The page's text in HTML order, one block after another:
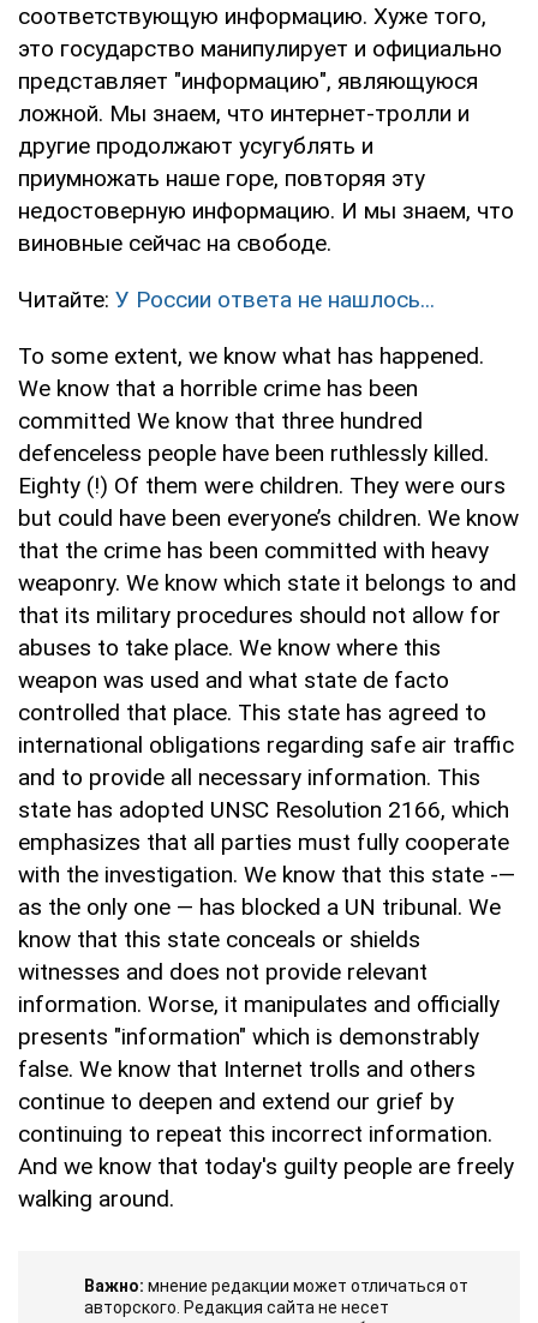
соответствующую информацию. Хуже того,
это государство манипулирует и официально
представляет "информацию", являющуюся
ложной. Мы знаем, что интернет-тролли и
другие продолжают усугублять и
приумножать наше горе, повторяя эту
недостоверную информацию. И мы знаем, что
виновные сейчас на свободе.
Читайте: У России ответа не нашлось...
To some extent, we know what has happened.
We know that a horrible crime has been
committed We know that three hundred
defenceless people have been ruthlessly killed.
Eighty (!) Of them were children. They were ours
but could have been everyone’s children. We know
that the crime has been committed with heavy
weaponry. We know which state it belongs to and
that its military procedures should not allow for
abuses to take place. We know where this
weapon was used and what state de facto
controlled that place. This state has agreed to
international obligations regarding safe air traffic
and to provide all necessary information. This
state has adopted UNSC Resolution 2166, which
emphasizes that all parties must fully cooperate
with the investigation. We know that this state -—
as the only one — has blocked a UN tribunal. We
know that this state conceals or shields
witnesses and does not provide relevant
information. Worse, it manipulates and officially
presents "information" which is demonstrably
false. We know that Internet trolls and others
continue to deepen and extend our grief by
continuing to repeat this incorrect information.
And we know that today's guilty people are freely
walking around.
Важно: мнение редакции может отличаться от
авторского. Редакция сайта не несет